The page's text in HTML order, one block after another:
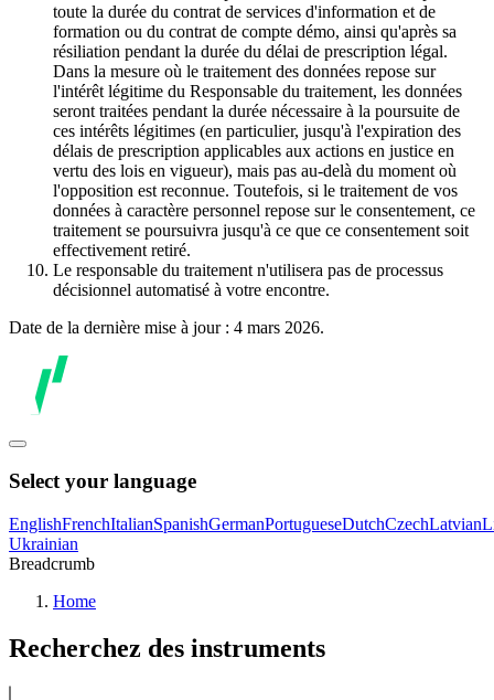
toute la durée du contrat de services d'information et de
formation ou du contrat de compte démo, ainsi qu'après sa
résiliation pendant la durée du délai de prescription légal.
Dans la mesure où le traitement des données repose sur
l'intérêt légitime du Responsable du traitement, les données
seront traitées pendant la durée nécessaire à la poursuite de
ces intérêts légitimes (en particulier, jusqu'à l'expiration des
délais de prescription applicables aux actions en justice en
vertu des lois en vigueur), mais pas au-delà du moment où
l'opposition est reconnue. Toutefois, si le traitement de vos
données à caractère personnel repose sur le consentement, ce
traitement se poursuivra jusqu'à ce que ce consentement soit
effectivement retiré.
Le responsable du traitement n'utilisera pas de processus
décisionnel automatisé à votre encontre.
Date de la dernière mise à jour : 4 mars 2026.
Select your language
EnglishFrenchItalianSpanishGermanPortugueseDutchCzechLatvian
Ukrainian
Breadcrumb
Home
Recherchez des instruments